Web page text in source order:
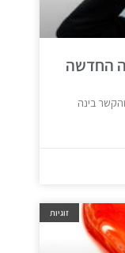
החדשה
בינה
זוגיות